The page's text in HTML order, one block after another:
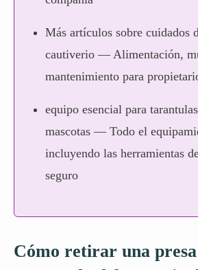
Más artículos sobre cuidados
cautiverio — Alimentación,
mantenimiento para
equipo esencial para
mascotas — Todo el
incluyendo las herramientas
seguro
Cómo retirar una